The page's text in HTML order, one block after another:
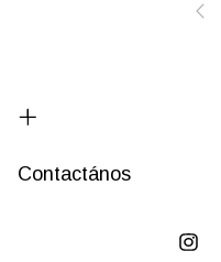
Contactános